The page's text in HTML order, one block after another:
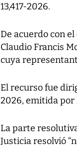
13,417-2026.
De acuerdo con
Claudio Francis
cuya
El recurso fue
2026, emitida por
La parte
Justicia resolvió